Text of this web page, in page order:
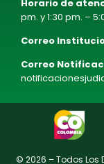
Horario de
pm. y 1:30 pm. –
Correo
Correo
© 2026 – Todos Los